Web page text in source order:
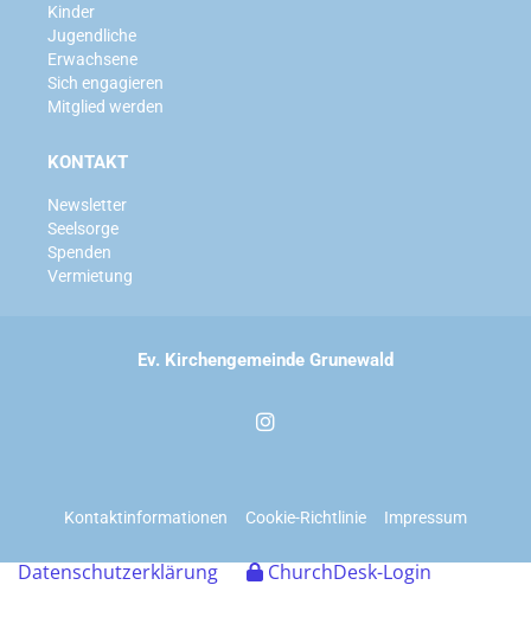
Kinder
Jugendliche
Erwachsene
Sich engagieren
Mitglied werden
KONTAKT
Newsletter
Seelsorge
Spenden
Vermietung
Ev. Kirchengemeinde Grunewald
Kontaktinformationen Cookie-Richtlinie Impressum
Datenschutzerklärung ChurchDesk-Login